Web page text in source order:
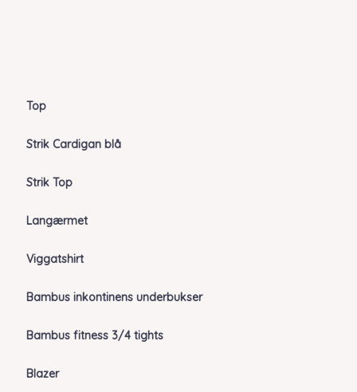
Top
Strik Cardigan blå
Strik Top
Langærmet
Viggatshirt
Bambus inkontinens underbukser
Bambus fitness 3/4 tights
Blazer